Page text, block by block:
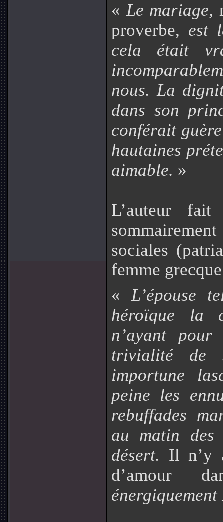
«Le mariage,
proverbe, est
cela était
nous. La
dans son
conférait
hautaines
aimable. »
L’auteur
sociales
femme
«L’épouse
héroïque la
n’ayant
trivialité de
importune
peine les
rebuffades
au matin
désert. Il n’y
d’amour